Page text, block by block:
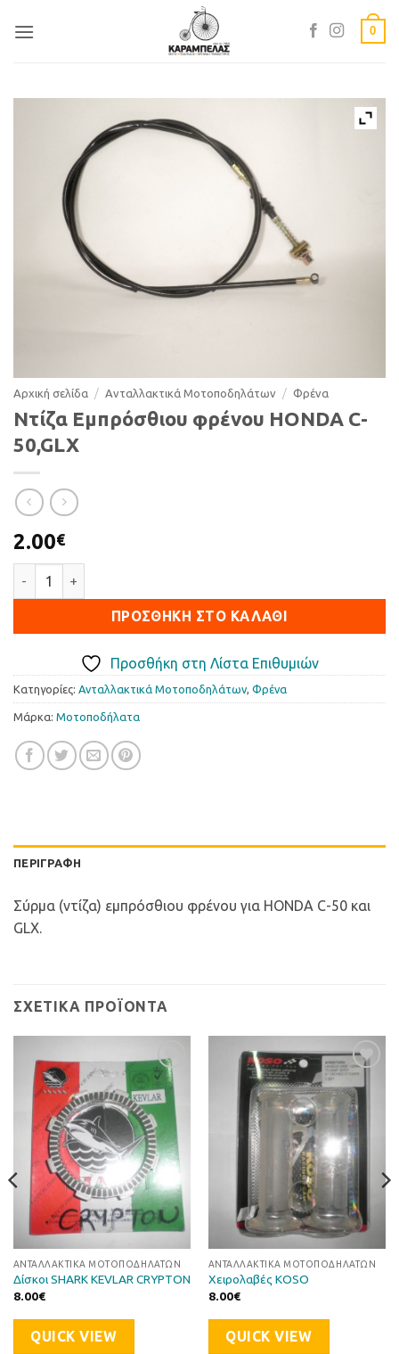
0
Αρχική σελίδα / Ανταλλακτικά Μοτοποδηλάτων / Φρένα
Ντίζα Εμπρόσθιου φρένου HONDA C-
50,GLX
2.00€
ΠΡΟΣΘΉΚΗ ΣΤΟ ΚΑΛΆΘΙ
Προσθήκη στη Λίστα Επιθυμιών
Κατηγορίες: Ανταλλακτικά Μοτοποδηλάτων Φρένα
Μάρκα: Μοτοποδήλατα
ΠΕΡΙΓΡΑΦΉ
Σύρμα (ντίζα) εμπρόσθιου φρένου για HONDA C-50 και
GLX.
ΣΧΕΤΙΚΆ ΠΡΟΪΌΝΤΑ
Προσθήκη
στη Λίστα
Επιθυμιών
ΑΝΤΑΛΛΑΚΤΙΚΆ ΜΟΤΟΠΟΔΗΛΆΤΩΝ
Δίσκοι SHARK KEVLAR CRYPTON
8.00€
QUICK VIEW
Προσθήκη
στη Λίστα
Επιθυμιών
ΑΝΤΑΛΛΑΚΤΙΚΆ ΜΟΤΟΠΟΔΗΛΆΤΩΝ
Χειρολαβές KOSO
8.00€
QUICK VIEW